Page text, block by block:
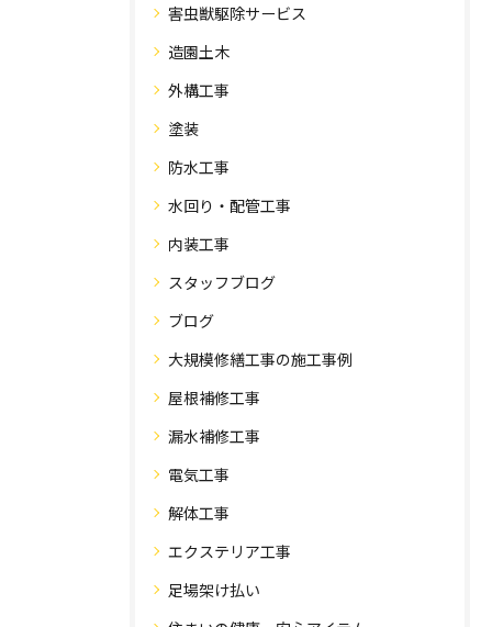
害虫獣駆除サービス
造園土木
外構工事
塗装
防水工事
水回り・配管工事
内装工事
スタッフブログ
ブログ
大規模修繕工事の施工事例
屋根補修工事
漏水補修工事
電気工事
解体工事
エクステリア工事
足場架け払い